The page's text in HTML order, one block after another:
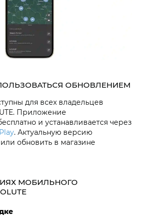
ОБНОВЛЕНИЕМ
для всех владельцев
Приложение
и устанавливается через
. Актуальную версию
или обновить в магазине
МОБИЛЬНОГО